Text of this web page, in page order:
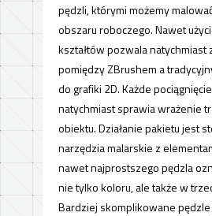
pędzli, którymi możemy
obszaru roboczego. Nawet
kształtów pozwala natychmiast
pomiędzy ZBrushem a
do grafiki 2D. Każde
natychmiast sprawia wrażenie
obiektu. Działanie pakietu jest
narzędzia malarskie z
nawet najprostszego pędzla
nie tylko koloru, ale także w
Bardziej skomplikowane